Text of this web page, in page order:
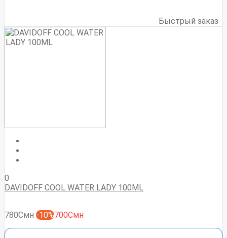
Быстрый заказ
0
DAVIDOFF COOL WATER LADY 100ML
780Смн -10%700Смн